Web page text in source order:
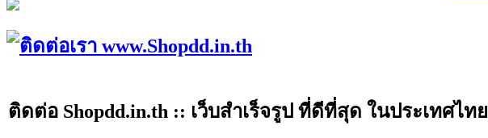
ติดต่อ Shopdd.in.th :: เว็บสำเร็จรูป ที่ดีที่สุด ในประเทศไทย